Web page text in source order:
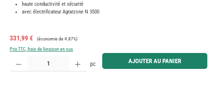
haute conductivité et sécurité
avec électrificateur Agrarzone N 3500
Prix de vente :
331,99 € Prix régulier :
(économie de 4.87%)
Prix TTC, frais de livraison en sus
Quantité de produit : Entrez la quantité souhaitée ou utilisez les boutons pour augmenter ou
pc AJOUTER AU PANIER